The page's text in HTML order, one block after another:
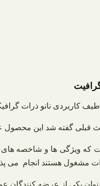
کاربردی نانو ذرات
قبلی گفته شد این محصول
که ویژگی ها و شاخصه
مشغول هستند انجام می
یکی از عرضه کنندگان